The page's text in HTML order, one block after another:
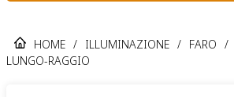
HOME / ILLUMINAZIONE / FARO /
LUNGO-RAGGIO